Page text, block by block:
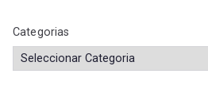
Categorias